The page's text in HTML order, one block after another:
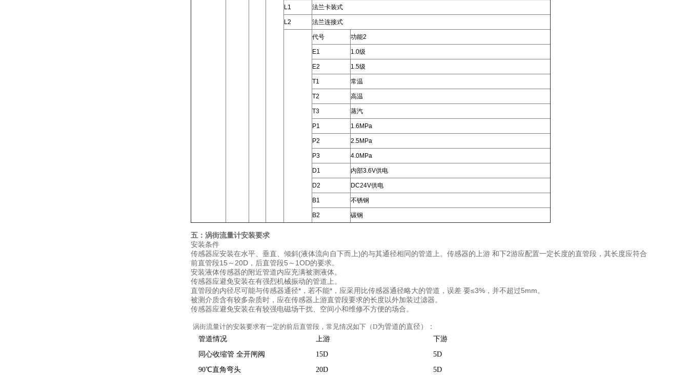
L1 法兰卡装式
L2 法兰连接式
代号 功能2
E1 1.0级
E2 1.5级
T1 常温
T2 高温
T3 蒸汽
P1 1.6MPa
P2 2.5MPa
P3 4.0MPa
D1 内部3.6V供电
D2 DC24V供电
B1 不锈钢
B2 碳钢
五： 涡街流量计安装要求
安装条件
传感器应安装在水平、垂直、倾斜(液体流向自下而上)的与其通径相同的管道上。传感器的上游 和下2游应配置一定长度的直管段，其长度应符合
前直管段15～20D，后直管段5～1OD的要求。
安装液体传感器的附近管道内应充满被测液体。
传感器应避免安装在有强烈机械振动的管道上。
直管段的内径尽可能与传感器通径*，若不能*，应采用比传感器通径略大的管道，误差 要≤3%，并不超过5mm。
被测介质含有较多杂质时，应在传感器上游直管段要求的长度以外加装过滤器。
传感器应避免安装在有较强电磁场干扰、空间小和维修不方便的场合。
涡街流量计的安装要求有一定的前后直管段，常见情况如下（D为管道的直径）：
管道情况
上游
下游
同心收缩管 全开闸阀
15D
5D
90℃直角弯头 20D 5D